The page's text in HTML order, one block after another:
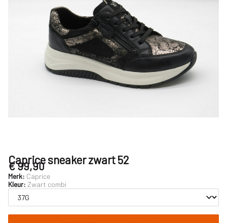
Caprice sneaker zwart 52
€ 99,90
Merk: Caprice
Kleur: Zwart combi